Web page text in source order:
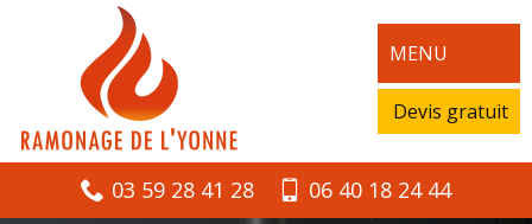
MENU
Devis gratuit
03 59 28 41 28 06 40 18 24 44